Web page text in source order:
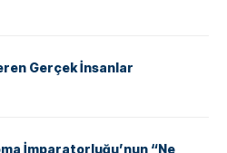
Gerçek İnsanlar
İmparatorluğu’nun “Ne